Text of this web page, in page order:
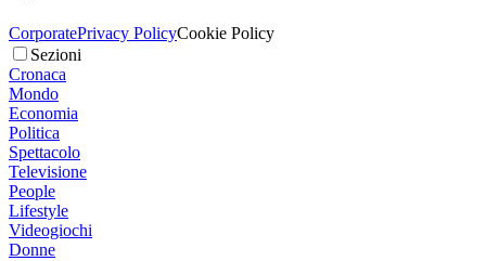
CorporatePrivacy PolicyCookie Policy
Sezioni
Cronaca
Mondo
Economia
Politica
Spettacolo
Televisione
People
Lifestyle
Videogiochi
Donne